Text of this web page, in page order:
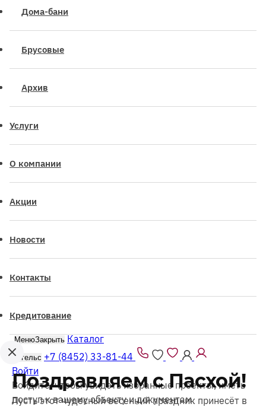
Дома-бани
Брусовые
Архив
Услуги
О компании
Акции
Новости
Контакты
Кредитование
МенюЗакрыть Каталог
Энгельс +7 (8452) 33-81-44
Войти
Войдите, чтобы увидеть избранные проекты, иметь
доступ к вашему объекту и документам
Поздравляем с Пасхой!
Пусть этот чудесный весенний праздник принесёт в